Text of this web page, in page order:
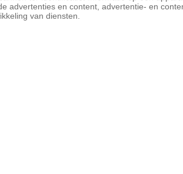
water zette, ontstond in 1962
open en
De Spaanse premier
van de hand, terwijl
tijdens de
net onder de 43
advertenties en content, advertentie- en
van diensten.